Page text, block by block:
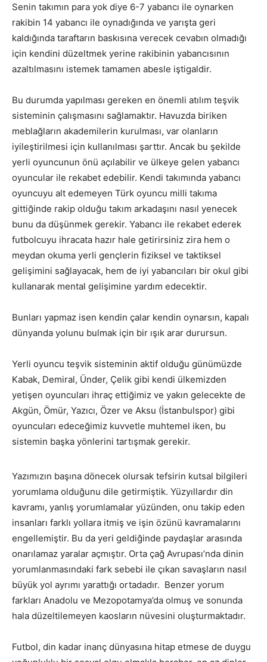
Senin takımın para yok diye 6-7 yabancı ile oynarken
rakibin 14 yabancı ile oynadığında ve yarışta geri
kaldığında taraftarın baskısına verecek cevabın olmadığı
için kendini düzeltmek yerine rakibinin yabancısının
azaltılmasını istemek tamamen abesle iştigaldir.
Bu durumda yapılması gereken en önemli atılım teşvik
sisteminin çalışmasını sağlamaktır. Havuzda biriken
meblağların akademilerin kurulması, var olanların
iyileştirilmesi için kullanılması şarttır. Ancak bu şekilde
yerli oyuncunun önü açılabilir ve ülkeye gelen yabancı
oyuncular ile rekabet edebilir. Kendi takımında yabancı
oyuncuyu alt edemeyen Türk oyuncu milli takıma
gittiğinde rakip olduğu takım arkadaşını nasıl yenecek
bunu da düşünmek gerekir. Yabancı ile rekabet ederek
futbolcuyu ihracata hazır hale getirirsiniz zira hem o
meydan okuma yerli gençlerin fiziksel ve taktiksel
gelişimini sağlayacak, hem de iyi yabancıları bir okul gibi
kullanarak mental gelişimine yardım edecektir.
Bunları yapmaz isen kendin çalar kendin oynarsın, kapalı
dünyanda yolunu bulmak için bir ışık arar durursun.
Yerli oyuncu teşvik sisteminin aktif olduğu günümüzde
Kabak, Demiral, Ünder, Çelik gibi kendi ülkemizden
yetişen oyuncuları ihraç ettiğimiz ve yakın gelecekte de
Akgün, Ömür, Yazıcı, Özer ve Aksu (İstanbulspor) gibi
oyuncuları edeceğimiz kuvvetle muhtemel iken, bu
sistemin başka yönlerini tartışmak gerekir.
Yazımızın başına dönecek olursak tefsirin kutsal bilgileri
yorumlama olduğunu dile getirmiştik. Yüzyıllardır din
kavramı, yanlış yorumlamalar yüzünden, onu takip eden
insanları farklı yollara itmiş ve işin özünü kavramalarını
engellemiştir. Bu da yeri geldiğinde paydaşlar arasında
onarılamaz yaralar açmıştır. Orta çağ Avrupası’nda dinin
yorumlanmasındaki fark sebebi ile çıkan savaşların nasıl
büyük yol ayrımı yarattığı ortadadır. Benzer yorum
farkları Anadolu ve Mezopotamya’da olmuş ve sonunda
hala düzeltilemeyen kaosların nüvesini oluşturmaktadır.
Futbol, din kadar inanç dünyasına hitap etmese de duygu